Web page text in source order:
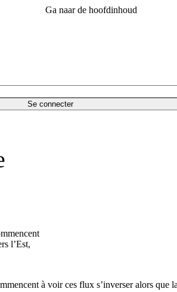
Ga naar de hoofdinhoud
Se connecter
l’Est,
à voir ces flux s’inverser alors